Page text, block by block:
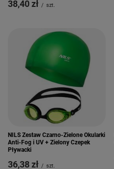
38,40 zł / szt.
NILS Zestaw Czarno-Zielone Okularki
Anti-Fog i UV + Zielony Czepek
Pływacki
36,38 zł / szt.